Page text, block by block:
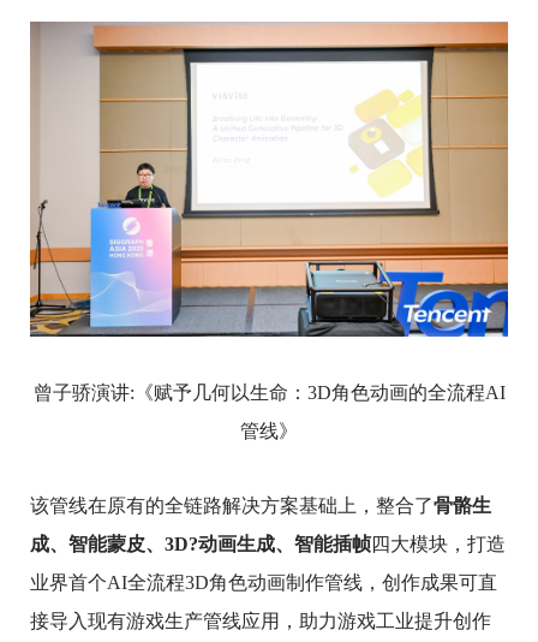
曾子骄演讲:《赋予几何以生命：3D角色动画的全流程AI
管线》
该管线在原有的全链路解决方案基础上，整合了骨骼生
成、智能蒙皮、3D?动画生成、智能插帧四大模块，打造
业界首个AI全流程3D角色动画制作管线，创作成果可直
接导入现有游戏生产管线应用，助力游戏工业提升创作